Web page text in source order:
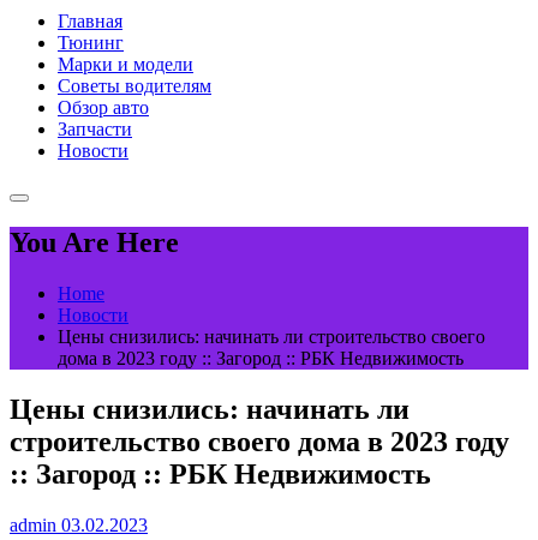
Главная
Тюнинг
Марки и модели
Советы водителям
Обзор авто
Запчасти
Новости
You Are Here
Home
Новости
Цены снизились: начинать ли строительство своего
дома в 2023 году :: Загород :: РБК Недвижимость
Цены снизились: начинать ли
строительство своего дома в 2023 году
:: Загород :: РБК Недвижимость
admin 03.02.2023